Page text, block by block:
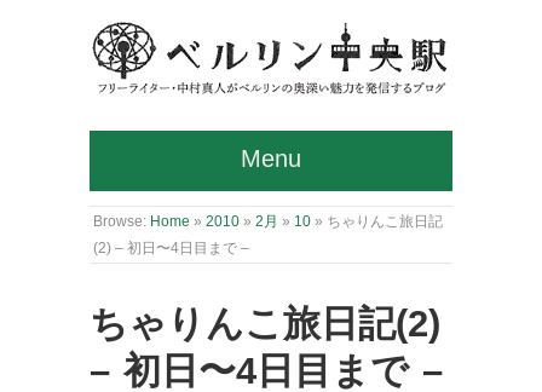
Menu
Browse: Home » 2010 » 2月 » 10 » ちゃりんこ旅日記
(2) – 初日〜4日目まで –
ちゃりんこ旅日記(2)
– 初日〜4日目まで –